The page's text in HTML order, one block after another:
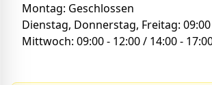
Montag: Geschlossen
Dienstag, Donnerstag, Freitag:
Mittwoch: 09:00 - 12:00 / 14:00 -